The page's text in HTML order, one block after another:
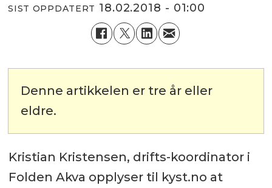
SIST OPPDATERT 18.02.2018 - 01:00
Denne artikkelen er tre år eller
eldre.
Kristian Kristensen, drifts-koordinator i
Folden Akva opplyser til kyst.no at